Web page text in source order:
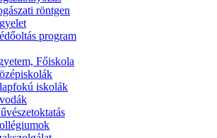
röntgen
program
Főiskola
iskolák